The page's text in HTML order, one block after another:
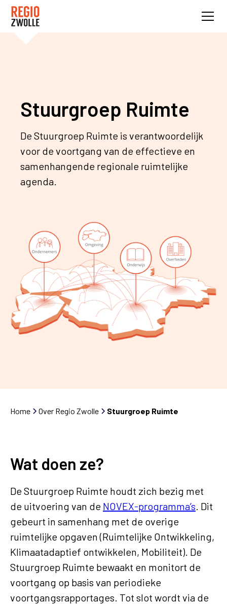
Stuurgroep Ruimte
De Stuurgroep Ruimte is verantwoordelijk
voor de voortgang van de effectieve en
samenhangende regionale ruimtelijke
agenda.
Home Over Regio Zwolle Stuurgroep Ruimte
Wat doen ze?
De Stuurgroep Ruimte houdt zich bezig met
de uitvoering van de NOVEX-programma’s. Dit
gebeurt in samenhang met de overige
ruimtelijke opgaven (Ruimtelijke Ontwikkeling,
Klimaatadaptief ontwikkelen, Mobiliteit). De
Stuurgroep Ruimte bewaakt en monitort de
voortgang op basis van periodieke
voortgangsrapportages. Tot slot wordt via de